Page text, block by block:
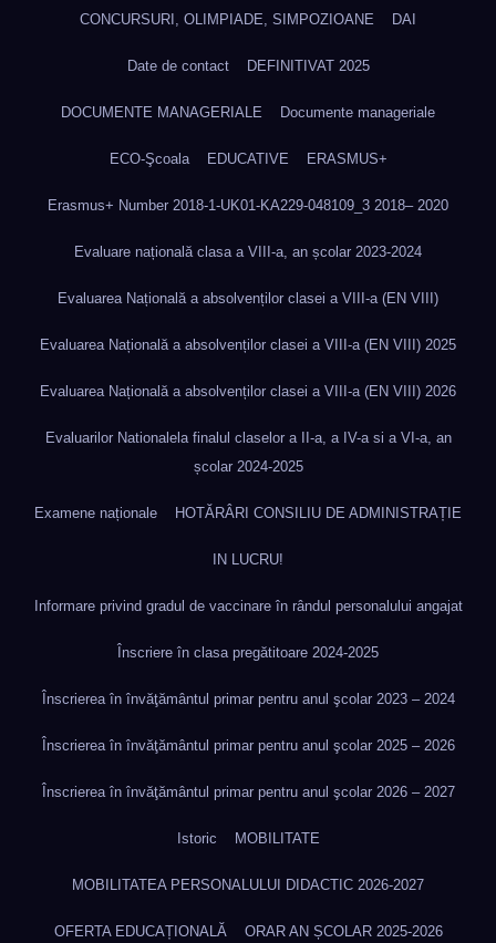
CONCURSURI, OLIMPIADE, SIMPOZIOANE DAI
Date de contact DEFINITIVAT 2025
DOCUMENTE MANAGERIALE Documente manageriale
ECO-Şcoala EDUCATIVE ERASMUS+
Erasmus+ Number 2018-1-UK01-KA229-048109_3 2018– 2020
Evaluare națională clasa a VIII-a, an școlar 2023-2024
Evaluarea Națională a absolvenților clasei a VIII-a (EN VIII)
Evaluarea Națională a absolvenților clasei a VIII-a (EN VIII) 2025
Evaluarea Națională a absolvenților clasei a VIII-a (EN VIII) 2026
Evaluarilor Nationalela finalul claselor a II-a, a IV-a si a VI-a, an
școlar 2024-2025
Examene naționale HOTĂRÂRI CONSILIU DE ADMINISTRAȚIE
IN LUCRU!
Informare privind gradul de vaccinare în rândul personalului angajat
Înscriere în clasa pregătitoare 2024-2025
Înscrierea în învăţământul primar pentru anul şcolar 2023 – 2024
Înscrierea în învăţământul primar pentru anul şcolar 2025 – 2026
Înscrierea în învăţământul primar pentru anul şcolar 2026 – 2027
Istoric MOBILITATE
MOBILITATEA PERSONALULUI DIDACTIC 2026-2027
OFERTA EDUCAȚIONALĂ ORAR AN ȘCOLAR 2025-2026